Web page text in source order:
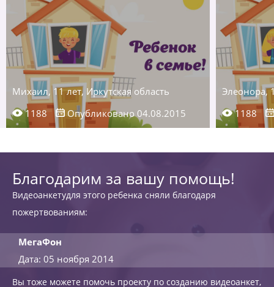
Михаил, 11 лет, Иркутская область
1188
Опубликовано 04.08.2015
Элеонора,
1188
Благодарим за вашу помощь!
Видеоанкетудля этого ребенка сняли благодаря
пожертвованиям:
МегаФон
Дата: 05 ноября 2014
Вы тоже можете помочь проекту по созданию видеоанкет,